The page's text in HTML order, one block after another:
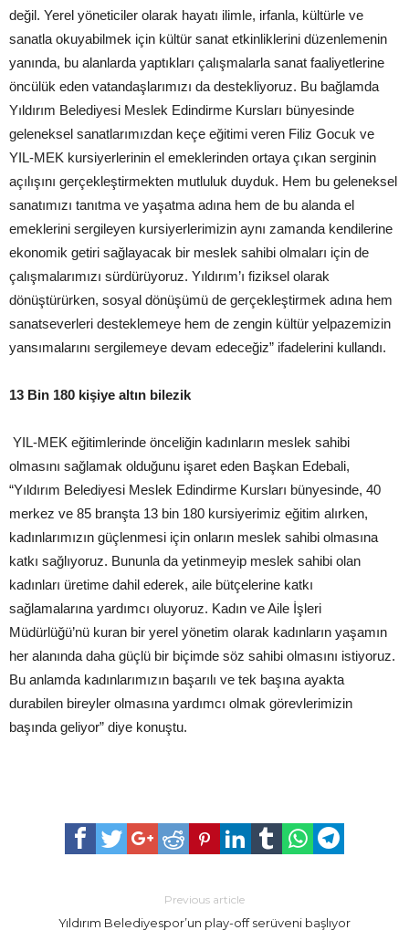
değil. Yerel yöneticiler olarak hayatı ilimle, irfanla, kültürle ve
sanatla okuyabilmek için kültür sanat etkinliklerini düzenlemenin
yanında, bu alanlarda yaptıkları çalışmalarla sanat faaliyetlerine
öncülük eden vatandaşlarımızı da destekliyoruz. Bu bağlamda
Yıldırım Belediyesi Meslek Edindirme Kursları bünyesinde
geleneksel sanatlarımızdan keçe eğitimi veren Filiz Gocuk ve
YIL-MEK kursiyerlerinin el emeklerinden ortaya çıkan serginin
açılışını gerçekleştirmekten mutluluk duyduk. Hem bu geleneksel
sanatımızı tanıtma ve yaşatma adına hem de bu alanda el
emeklerini sergileyen kursiyerlerimizin aynı zamanda kendilerine
ekonomik getiri sağlayacak bir meslek sahibi olmaları için de
çalışmalarımızı sürdürüyoruz. Yıldırım’ı fiziksel olarak
dönüştürürken, sosyal dönüşümü de gerçekleştirmek adına hem
sanatseverleri desteklemeye hem de zengin kültür yelpazemizin
yansımalarını sergilemeye devam edeceğiz” ifadelerini kullandı.
13 Bin 180 kişiye altın bilezik
YIL-MEK eğitimlerinde önceliğin kadınların meslek sahibi
olmasını sağlamak olduğunu işaret eden Başkan Edebali,
“Yıldırım Belediyesi Meslek Edindirme Kursları bünyesinde, 40
merkez ve 85 branşta 13 bin 180 kursiyerimiz eğitim alırken,
kadınlarımızın güçlenmesi için onların meslek sahibi olmasına
katkı sağlıyoruz. Bununla da yetinmeyip meslek sahibi olan
kadınları üretime dahil ederek, aile bütçelerine katkı
sağlamalarına yardımcı oluyoruz. Kadın ve Aile İşleri
Müdürlüğü’nü kuran bir yerel yönetim olarak kadınların yaşamın
her alanında daha güçlü bir biçimde söz sahibi olmasını istiyoruz.
Bu anlamda kadınlarımızın başarılı ve tek başına ayakta
durabilen bireyler olmasına yardımcı olmak görevlerimizin
başında geliyor” diye konuştu.
Previous article
Yıldırım Belediyespor’un play-off serüveni başlıyor